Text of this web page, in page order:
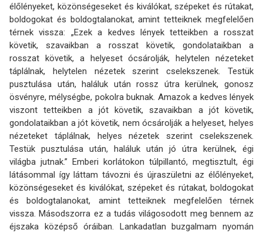
élőlényeket, közönségeseket és kiválókat, szépeket és rútakat,
boldogokat és boldogtalanokat, amint tetteiknek megfelelően
térnek vissza: „Ezek a kedves lények tetteikben a rosszat
követik, szavaikban a rosszat követik, gondolataikban a
rosszat követik, a helyeset ócsárolják, helytelen nézeteket
táplálnak, helytelen nézetek szerint cselekszenek. Testük
pusztulása után, haláluk után rossz útra kerülnek, gonosz
ösvényre, mélységbe, pokolra buknak. Amazok a kedves lények
viszont tetteikben a jót követik, szavaikban a jót követik,
gondolataikban a jót követik, nem ócsárolják a helyeset, helyes
nézeteket táplálnak, helyes nézetek szerint cselekszenek.
Testük pusztulása után, haláluk után jó útra kerülnek, égi
világba jutnak.” Emberi korlátokon túlpillantó, megtisztult, égi
látásommal így láttam távozni és újraszületni az élőlényeket,
közönségeseket és kiválókat, szépeket és rútakat, boldogokat
és boldogtalanokat, amint tetteiknek megfelelően térnek
vissza. Másodszorra ez a tudás világosodott meg bennem az
éjszaka középső óráiban. Lanka­datlan buzgalmam nyomán